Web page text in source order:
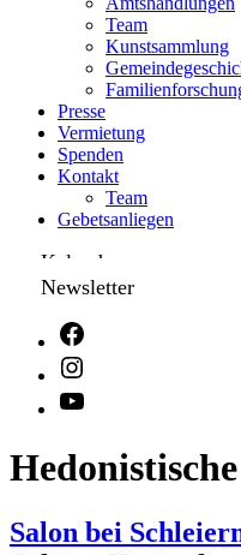
Team
Kunstsammlung
Presse
Vermietung
Spenden
Kontakt
Team
Gebetsanliegen
Kalender
Newsletter
Salon bei